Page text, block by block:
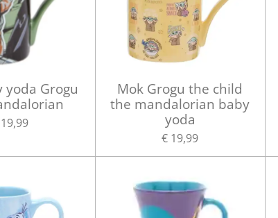
yoda Grogu
Mok Grogu the child
the mandalorian baby
yoda
€ 19,99